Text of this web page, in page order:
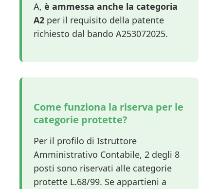
A, è ammessa anche la categoria
A2 per il requisito della patente
richiesto dal bando A253072025.
Come funziona la riserva per le
categorie protette?
Per il profilo di Istruttore
Amministrativo Contabile, 2 degli 8
posti sono riservati alle categorie
protette L.68/99. Se appartieni a